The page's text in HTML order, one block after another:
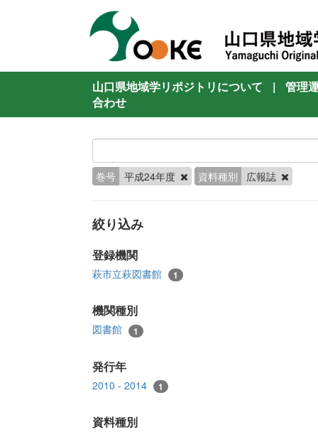
山口県地域学リポジトリについて |
管理
合わせ
巻号 平成24年度 資料種別 広報誌
絞り込み
登録機関
萩市立萩図書館 1
機関種別
図書館 1
発行年
2010 - 2014 1
資料種別